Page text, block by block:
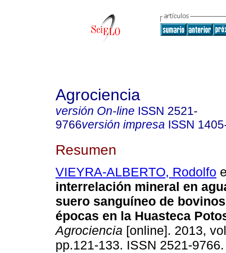
Agrociencia
versión On-line ISSN 2521-
9766versión impresa ISSN
Resumen
VIEYRA-ALBERTO, Rodolfo
interrelación mineral en
suero sanguíneo de
épocas en la Huasteca
Agrociencia [online]. 2013,
pp.121-133. ISSN 2521-9766.